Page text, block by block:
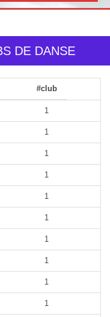
DE DANSE
#club
1
1
1
1
1
1
1
1
1
1